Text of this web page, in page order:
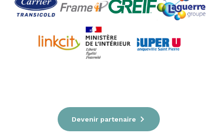
Devenir partenaire